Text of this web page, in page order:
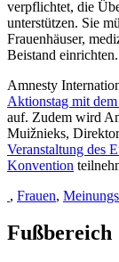
verpflichtet, die
unterstützen. Sie
Frauenhäuser,
Beistand einrichten.
Amnesty
Aktionstag mit
auf. Zudem wird
Muižnieks,
Veranstaltung des
Konvention
, Frauen,
Fußbereich